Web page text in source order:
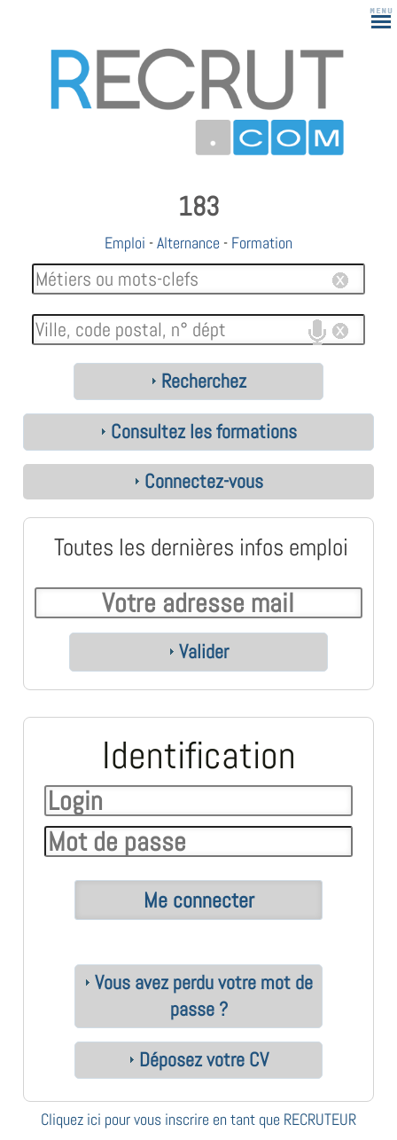
183
Emploi -Alternance - Formation
Recherchez
Consultez les formations
Connectez-vous
Toutes les dernières infos emploi
Valider
Identification
Vous avez perdu votre mot de
passe ?
Déposez votre CV
Cliquez ici pour vous inscrire en tant que RECRUTEUR